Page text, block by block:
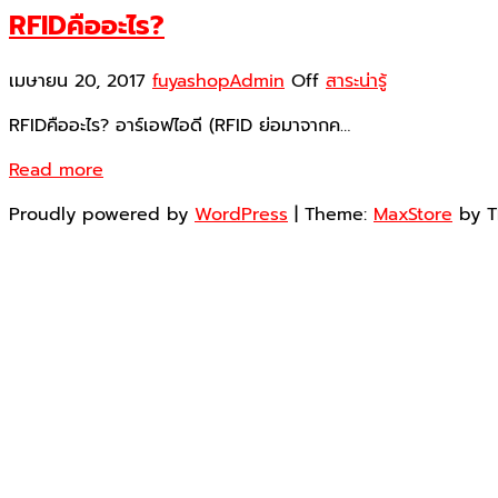
RFIDคืออะไร?
เมษายน 20, 2017 fuyashopAdmin Off สาระน่ารู้
RFIDคืออะไร? อาร์เอฟไอดี (RFID ย่อมาจากค…
Read more
Proudly powered by WordPress | Theme: MaxStore by